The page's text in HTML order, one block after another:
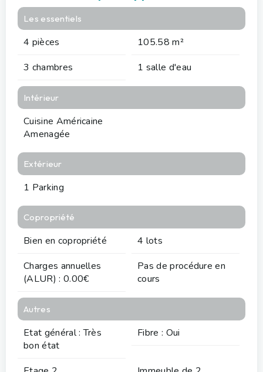
Les essentiels
4 pièces
105.58 m²
3 chambres
1 salle d'eau
Intérieur
Cuisine Américaine
Amenagée
Extérieur
1 Parking
Copropriété
Bien en copropriété
4 lots
Charges annuelles
(ALUR) : 0.00€
Pas de procédure en
cours
Autres
Etat général : Très
bon état
Fibre : Oui